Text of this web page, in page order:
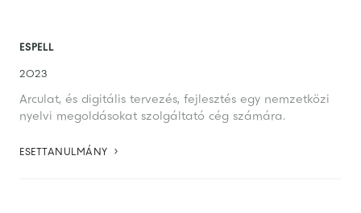
ESPELL
2023
Arculat, és digitális tervezés, fejlesztés egy nemzetközi
nyelvi megoldásokat szolgáltató cég számára.
ESETTANULMÁNY 